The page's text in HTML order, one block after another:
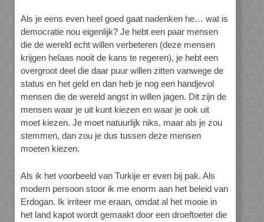
Als je eens even heel goed gaat nadenken he… wat is
democratie nou eigenlijk? Je hebt een paar mensen
die de wereld echt willen verbeteren (deze mensen
krijgen helaas nooit de kans te regeren), je hebt een
overgroot deel die daar puur willen zitten vanwege de
status en het geld en dan heb je nog een handjevol
mensen die de wereld angst in willen jagen. Dit zijn de
mensen waar je uit kunt kiezen en waar je ook uit
moet kiezen. Je moet natuurlijk niks, maar als je zou
stemmen, dan zou je dus tussen deze mensen
moeten kiezen.
Als ik het voorbeeld van Turkije er even bij pak. Als
modern persoon stoor ik me enorm aan het beleid van
Erdogan. Ik irriteer me eraan, omdat al het mooie in
het land kapot wordt gemaakt door een droeftoeter die